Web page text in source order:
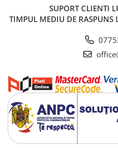
SUPORT CLIENTI
TIMPUL MEDIU DE RASPUNS